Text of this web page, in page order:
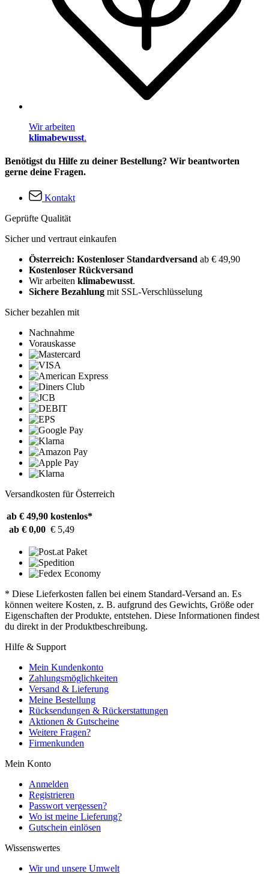
Wir arbeiten
klimabewusst.
Benötigst du Hilfe zu deiner Bestellung? Wir beantworten
gerne deine Fragen.
Kontakt
Geprüfte Qualität
Sicher und vertraut einkaufen
Österreich: Kostenloser Standardversand ab € 49,90
Kostenloser Rückversand
Wir arbeiten klimabewusst.
Sichere Bezahlung mit SSL-Verschlüsselung
Sicher bezahlen mit
Nachnahme
Vorauskasse
Versandkosten für Österreich
ab € 49,90 kostenlos*
ab € 0,00 € 5,49
* Diese Lieferkosten fallen bei einem Standard-Versand an. Es
können weitere Kosten, z. B. aufgrund des Gewichts, Größe oder
Eigenschaften der Produkte, entstehen. Diese Informationen findest
du direkt in der Produktbeschreibung.
Hilfe & Support
Mein Kundenkonto
Zahlungsmöglichkeiten
Versand & Lieferung
Meine Bestellung
Rücksendungen & Rückerstattungen
Aktionen & Gutscheine
Weitere Fragen?
Firmenkunden
Mein Konto
Anmelden
Registrieren
Passwort vergessen?
Wo ist meine Lieferung?
Gutschein einlösen
Wissenswertes
Wir und unsere Umwelt